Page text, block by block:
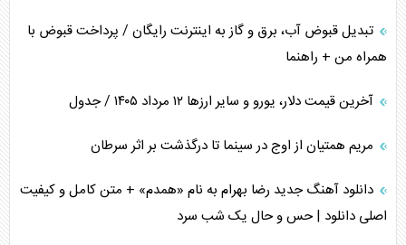
تبدیل قبوض آب، برق و گاز به اینترنت رایگان / پرداخت قبوض با
همراه من + راهنما
آخرین قیمت دلار، یورو و سایر ارز‌ها ۱۲ مرداد ۱۴۰۵ / جدول
مریم همتیان از اوج در سینما تا درگذشت بر اثر سرطان
دانلود آهنگ جدید رضا بهرام به نام «همدم» + متن کامل و کیفیت
اصلی دانلود | حس و حال یک شب سرد